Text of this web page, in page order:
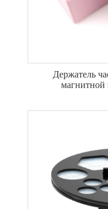
Держатель
магнитной